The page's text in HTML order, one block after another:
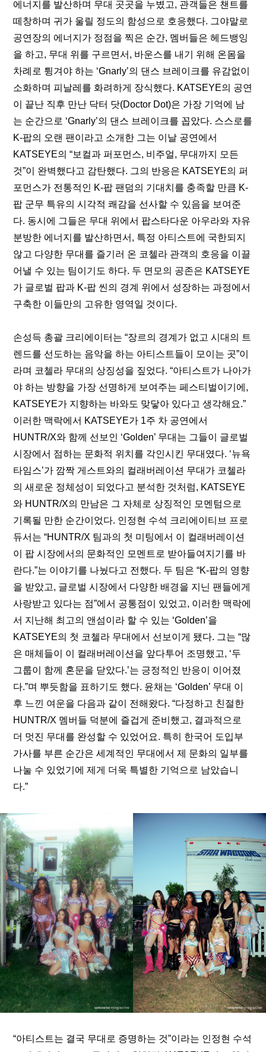
에너지를 발산하며 무대 곳곳을 누볐고, 관객들은 챈트를
떼창하며 귀가 울릴 정도의 함성으로 호응했다. 그야말로
공연장의 에너지가 정점을 찍은 순간, 멤버들은 헤드뱅잉
을 하고, 무대 위를 구르면서, 바운스를 내기 위해 온몸을
차례로 튕겨야 하는 ‘Gnarly’의 댄스 브레이크를 유감없이
소화하며 피날레를 화려하게 장식했다. KATSEYE의 공연
이 끝난 직후 만난 닥터 닷(Doctor Dot)은 가장 기억에 남
는 순간으로 ‘Gnarly’의 댄스 브레이크를 꼽았다. 스스로를
K-팝의 오랜 팬이라고 소개한 그는 이날 공연에서
KATSEYE의 “보컬과 퍼포먼스, 비주얼, 무대까지 모든
것”이 완벽했다고 감탄했다. 그의 반응은 KATSEYE의 퍼
포먼스가 전통적인 K-팝 팬덤의 기대치를 충족할 만큼 K-
팝 군무 특유의 시각적 쾌감을 선사할 수 있음을 보여준
다. 동시에 그들은 무대 위에서 팝스타다운 아우라와 자유
분방한 에너지를 발산하면서, 특정 아티스트에 국한되지
않고 다양한 무대를 즐기러 온 코첼라 관객의 호응을 이끌
어낼 수 있는 팀이기도 하다. 두 면모의 공존은 KATSEYE
가 글로벌 팝과 K-팝 씬의 경계 위에서 성장하는 과정에서
구축한 이들만의 고유한 영역일 것이다.
손성득 총괄 크리에이터는 “장르의 경계가 없고 시대의 트
렌드를 선도하는 음악을 하는 아티스트들이 모이는 곳”이
라며 코첼라 무대의 상징성을 짚었다. “아티스트가 나아가
야 하는 방향을 가장 선명하게 보여주는 페스티벌이기에,
KATSEYE가 지향하는 바와도 맞닿아 있다고 생각해요.”
이러한 맥락에서 KATSEYE가 1주 차 공연에서
HUNTR/X와 함께 선보인 ‘Golden’ 무대는 그들이 글로벌
시장에서 점하는 문화적 위치를 각인시킨 무대였다. ‘뉴욕
타임스’가 깜짝 게스트와의 컬래버레이션 무대가 코첼라
의 새로운 정체성이 되었다고 분석한 것처럼, KATSEYE
와 HUNTR/X의 만남은 그 자체로 상징적인 모멘텀으로
기록될 만한 순간이었다. 인정현 수석 크리에이티브 프로
듀서는 “HUNTR/X 팀과의 첫 미팅에서 이 컬래버레이션
이 팝 시장에서의 문화적인 모멘트로 받아들여지기를 바
란다.”는 이야기를 나눴다고 전했다. 두 팀은 “K-팝의 영향
을 받았고, 글로벌 시장에서 다양한 배경을 지닌 팬들에게
사랑받고 있다는 점”에서 공통점이 있었고, 이러한 맥락에
서 지난해 최고의 앤섬이라 할 수 있는 ‘Golden’을
KATSEYE의 첫 코첼라 무대에서 선보이게 됐다. 그는 “많
은 매체들이 이 컬래버레이션을 앞다투어 조명했고, ‘두
그룹이 함께 혼문을 닫았다.’는 긍정적인 반응이 이어졌
다.”며 뿌듯함을 표하기도 했다. 윤채는 ‘Golden’ 무대 이
후 느낀 여운을 다음과 같이 전해왔다. “다정하고 친절한
HUNTR/X 멤버들 덕분에 즐겁게 준비했고, 결과적으로
더 멋진 무대를 완성할 수 있었어요. 특히 한국어 도입부
가사를 부른 순간은 세계적인 무대에서 제 문화의 일부를
나눌 수 있었기에 제게 더욱 특별한 기억으로 남았습니
다.”
“아티스트는 결국 무대로 증명하는 것”이라는 인정현 수석